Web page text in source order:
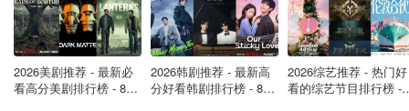
此外，威尔士的格温内斯郡和波伊斯郡也可能在12月前迎来
零星降雪，北爱尔兰的安特里姆郡、伦敦德里郡和唐郡则面
临沙尘暴风险。预计12月初天气将逐渐转干，夜间气温进一
步下降，霜冻频率增加。
2026美剧推荐 - 最新必
看高分美剧排行榜 - 8月
2026韩剧推荐 - 最新高
分好看韩剧排行榜 - 8月
2026综艺推荐 - 热门好
看的综艺节目排行榜 -